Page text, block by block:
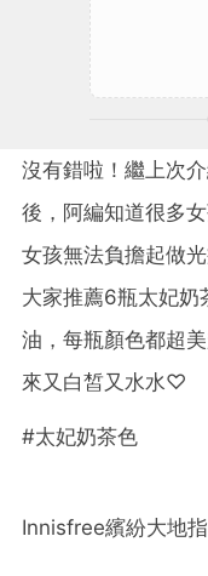
沒有錯啦！繼上次
後，阿編知道很多
女孩無法負擔起做
大家推薦6瓶太妃奶
油，每瓶顏色都超
來又白皙又水水♡
#太妃奶茶色
Innisfree繽紛大地